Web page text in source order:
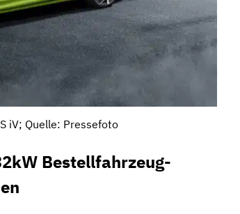
iV; Quelle: Pressefoto
Bestellfahrzeug-